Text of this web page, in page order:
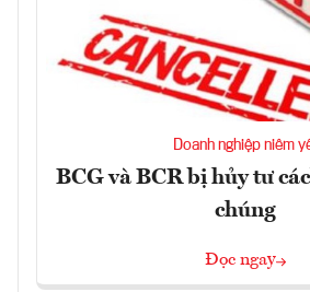
Doanh nghiệp niêm
BCG và BCR bị hủy tư
chúng
Đọc ngay